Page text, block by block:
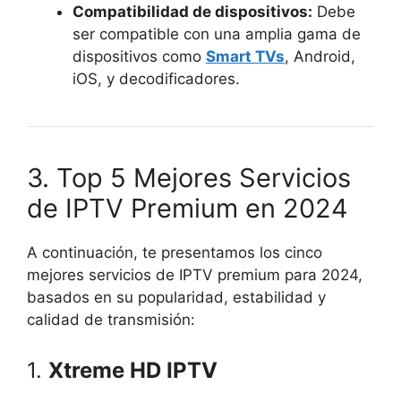
Compatibilidad de dispositivos: Debe
ser compatible con una amplia gama de
dispositivos como Smart TVs, Android,
iOS, y decodificadores.
3. Top 5 Mejores Servicios
de IPTV Premium en 2024
A continuación, te presentamos los cinco
mejores servicios de IPTV premium para 2024,
basados en su popularidad, estabilidad y
calidad de transmisión:
1. Xtreme HD IPTV